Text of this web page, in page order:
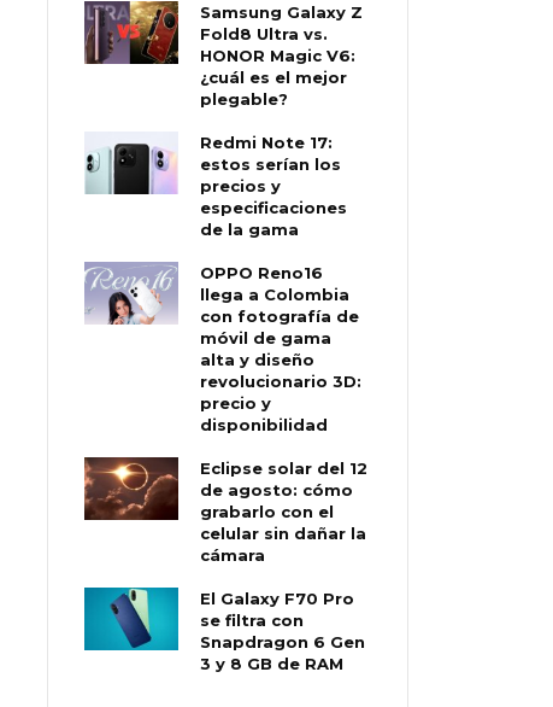
Samsung Galaxy Z
Fold8 Ultra vs.
HONOR Magic V6:
¿cuál es el mejor
plegable?
Redmi Note 17:
estos serían los
precios y
especificaciones
de la gama
OPPO Reno16
llega a Colombia
con fotografía de
móvil de gama
alta y diseño
revolucionario 3D:
precio y
disponibilidad
Eclipse solar del 12
de agosto: cómo
grabarlo con el
celular sin dañar la
cámara
El Galaxy F70 Pro
se filtra con
Snapdragon 6 Gen
3 y 8 GB de RAM